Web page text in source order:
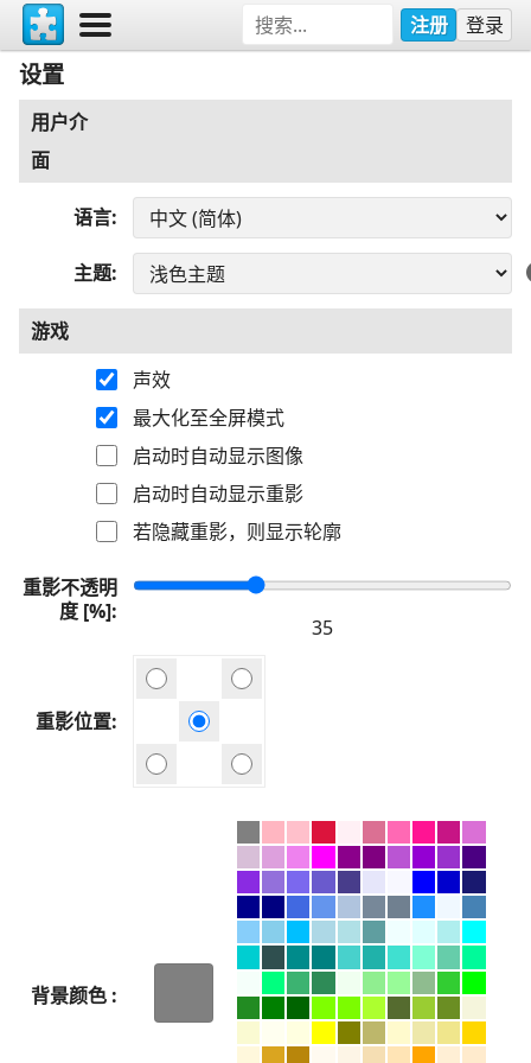
注册 登录
设置
用户介
面
语言
主题
游戏
声效
最大化至全屏模式
启动时自动显示图像
启动时自动显示重影
若隐藏重影，则显示轮廓
重影不透明
度 [%]
重影位置
背景颜色